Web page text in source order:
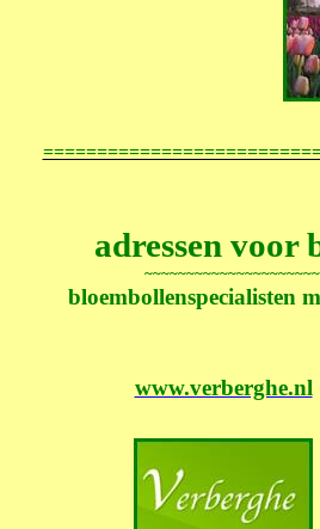
adressen voor
bloembollenspecialisten
www.verberghe.nl